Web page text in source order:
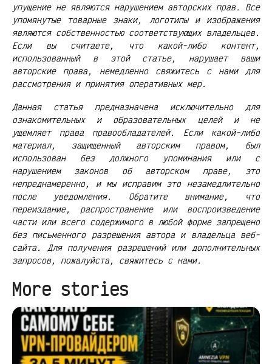
упущение не являются нарушением авторских прав. Все
упомянутые товарные знаки, логотипы и изображения
являются собственностью соответствующих владельцев.
Если вы считаете, что какой-либо контент,
использованный в этой статье, нарушает ваши
авторские права, немедленно свяжитесь с нами для
рассмотрения и принятия оперативных мер.
Данная статья предназначена исключительно для
ознакомительных и образовательных целей и не
ущемляет права правообладателей. Если какой-либо
материал, защищенный авторским правом, был
использован без должного упоминания или с
нарушением законов об авторском праве, это
непреднамеренно, и мы исправим это незамедлительно
после уведомления. Обратите внимание, что
переиздание, распространение или воспроизведение
части или всего содержимого в любой форме запрещено
без письменного разрешения автора и владельца веб-
сайта. Для получения разрешений или дополнительных
запросов, пожалуйста, свяжитесь с нами.
More stories